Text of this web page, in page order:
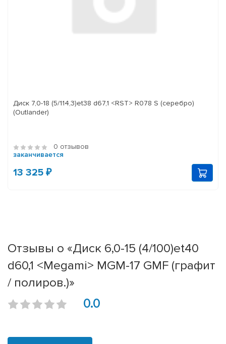
Диск 7,0-18 (5/114,3)et38 d67,1 <RST> R078 S (серебро)
(Outlander)
0 отзывов
заканчивается
13 325 ₽
Отзывы о «Диск 6,0-15 (4/100)et40
d60,1 <Megami> MGM-17 GMF (графит
/ полиров.)»
0.0